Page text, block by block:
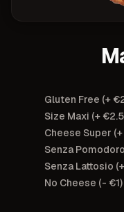
Gluten Free (+
Size Maxi (+
Cheese Super
Senza Pomodoro
Senza Lattosio
No Cheese (- €1)